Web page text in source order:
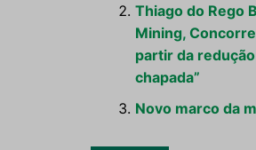
Thiago do Rego
Mining,
partir da
chapada”
Novo marco da